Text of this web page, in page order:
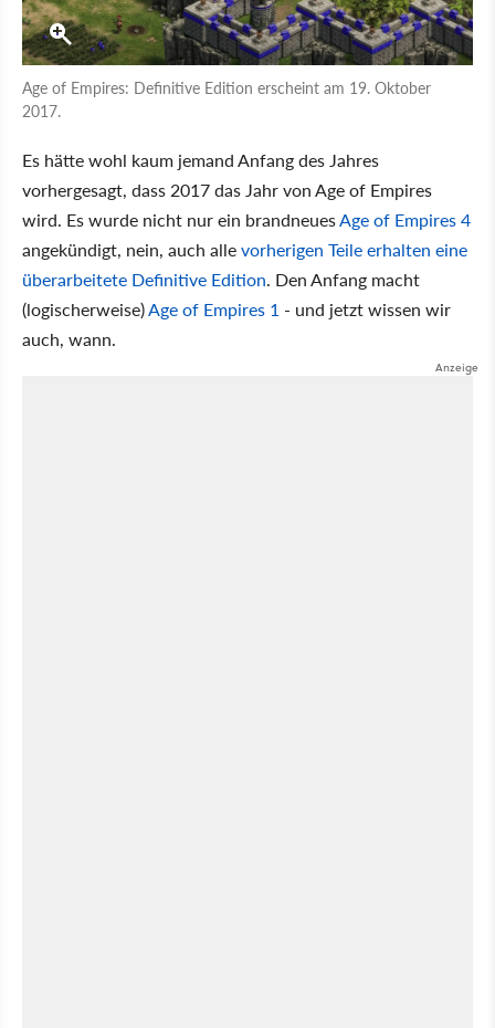
Age of Empires: Definitive Edition erscheint am 19. Oktober
2017.
Es hätte wohl kaum jemand Anfang des Jahres
vorhergesagt, dass 2017 das Jahr von Age of Empires
wird. Es wurde nicht nur ein brandneuesAge of Empires 4
angekündigt, nein, auch allevorherigen Teile erhalten eine
überarbeitete Definitive Edition. Den Anfang macht
(logischerweise)Age of Empires 1 - und jetzt wissen wir
auch, wann.